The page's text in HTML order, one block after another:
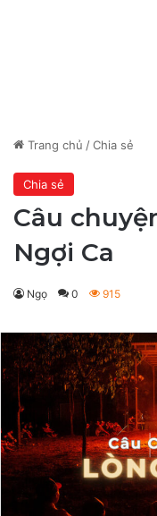
Trang chủ /Chia sẻ
Chia sẻ
Câu
Ngợi Ca
Ngọ 0 915